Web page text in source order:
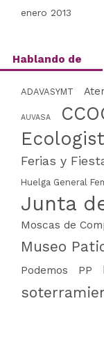
enero 2013
Hablando de
ADAVASYMT
AUVASA
Ferias y
Huelga General
Junta
Moscas de
Museo
Podemos
PP